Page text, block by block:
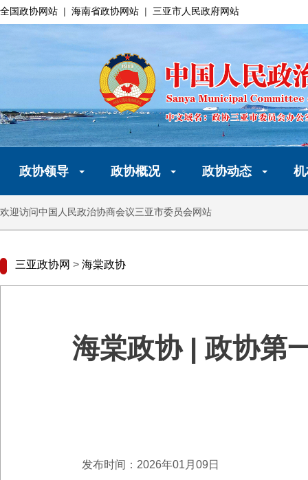
全国政协网站 | 海南省政协网站 | 三亚市人民政府网站
政协领导 政协概况 政协动态
欢迎访问中国人民政治协商会议三亚市委员会网站
三亚政协网 > 海棠政协
海棠政协 | 政协第
发布时间：2026年01月09日